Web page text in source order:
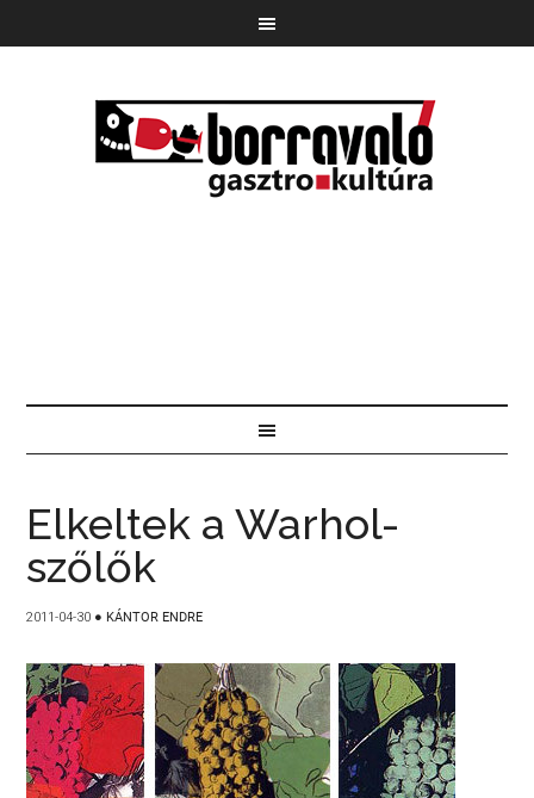
Elkeltek a Warhol-
szőlők
2011-04-30 ● KÁNTOR ENDRE